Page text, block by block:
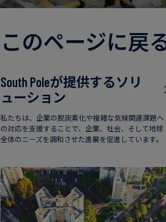
このページに戻
South Poleが提供するソリ
ューション
私たちは、企業の脱炭素化や複雑な気候関連課題へ
の対応を支援することで、企業、社会、そして地球
全体のニーズを調和させた進展を促進しています。